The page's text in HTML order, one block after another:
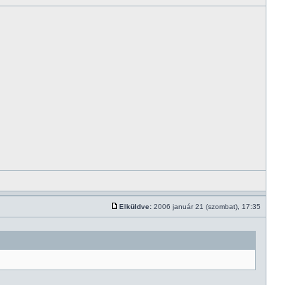
Elküldve: 2006 január 21 (szombat), 17:35